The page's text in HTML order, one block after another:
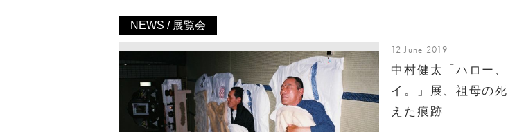
NEWS / 展覧会
12 June 2019
中村健太「ハロー
イ。」展、祖母の
えた痕跡